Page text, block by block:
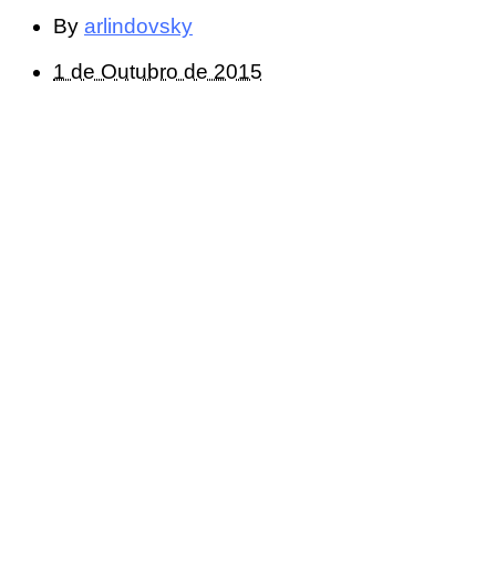
By arlindovsky
1 de Outubro de 2015